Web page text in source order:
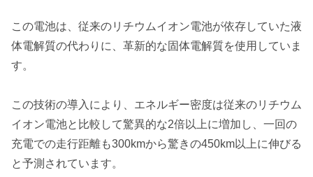
この電池は、従来のリチウムイオン電池が依存していた液
体電解質の代わりに、革新的な固体電解質を使用していま
す。
この技術の導入により、エネルギー密度は従来のリチウム
イオン電池と比較して驚異的な2倍以上に増加し、一回の
充電での走行距離も300kmから驚きの450km以上に伸びる
と予測されています。